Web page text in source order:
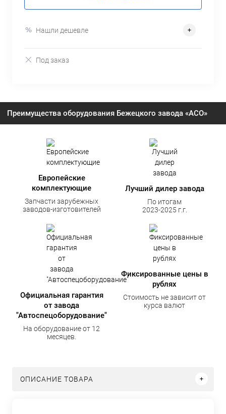
Нашли дешевле
Под заказ
Преимущества оборудования Бежецкого завода «АСО»
Европейские
комплектующие
Запчасти зарубежных
заводов-изготовителей
Лучший дилер завода
По итогам
2023-2025 г.г.
Официальная гарантия
от завода
"Автоспецоборудование"
На оборудование от 12
месяцев.
Фиксированные цены в
рублях
Стоимость не зависит от
курса валют
ОПИСАНИЕ ТОВАРА